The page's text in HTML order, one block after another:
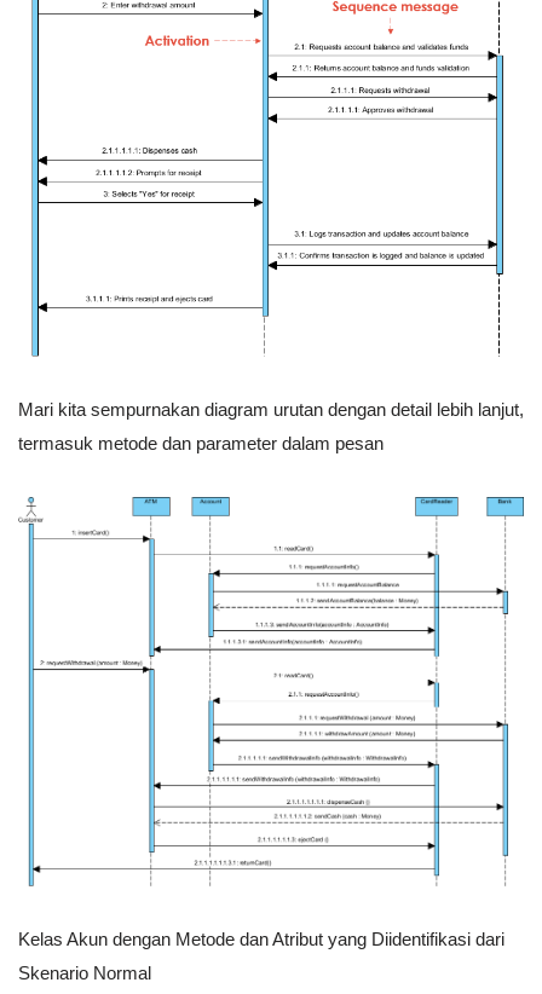
Mari kita sempurnakan diagram urutan dengan detail lebih lanjut,
termasuk metode dan parameter dalam pesan
Kelas Akun dengan Metode dan Atribut yang Diidentifikasi dari
Skenario Normal